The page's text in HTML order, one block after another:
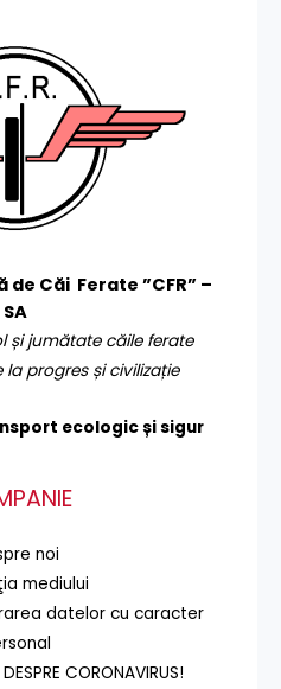
Căi Ferate ”CFR” –
SA
și jumătate căile ferate
progres și civilizație
ecologic și sigur
noi
mediului
datelor cu caracter
CORONAVIRUS!